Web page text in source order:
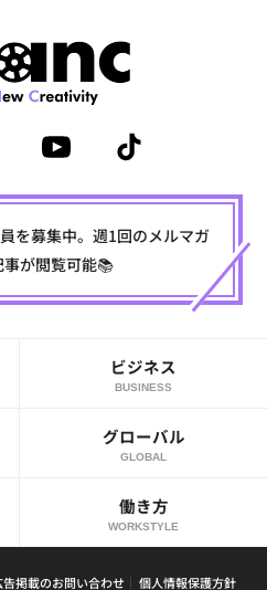
を募集中。週1回のメルマガ
が閲覧可能📚
ビジネス
BUSINESS
グローバル
GLOBAL
働き方
WORKSTYLE
告掲載のお問い合わせ 個人情報保護方針